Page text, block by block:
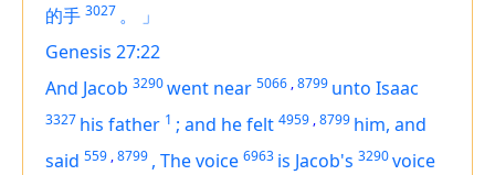
的手 3027 。
」
Genesis 27:22
And Jacob 3290went near 5066 ,8799 unto Isaac
3327 his father 1 ; and he felt 4959 ,8799 him, and
said 559 ,8799 , The voice 6963 is Jacob's 3290voice